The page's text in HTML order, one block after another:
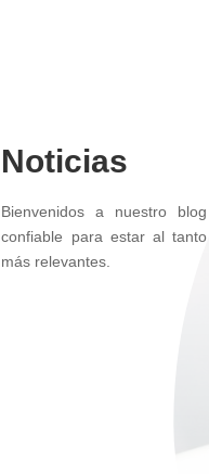
Noticias
Bienvenidos a nuestro
confiable para estar al
más relevantes.